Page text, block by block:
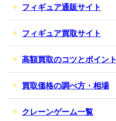
フィギュア通販サイト
フィギュア買取サイト
高額買取のコツとポイント
買取価格の調べ方・相場
クレーンゲーム一覧